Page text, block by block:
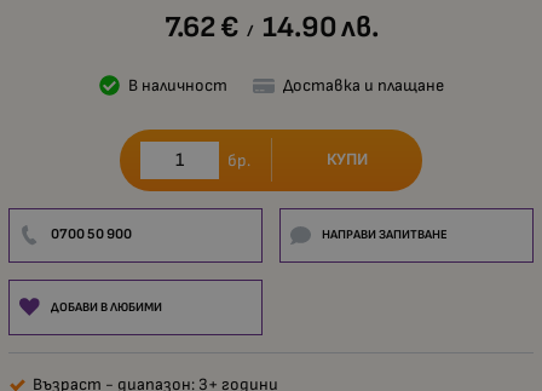
7.62€ / 14.90лв.
В наличност Доставка и плащане
бр. КУПИ
0700 50 900 НАПРАВИ ЗАПИТВАНЕ
ДОБАВИ В ЛЮБИМИ
Възраст - диапазон: 3+ години